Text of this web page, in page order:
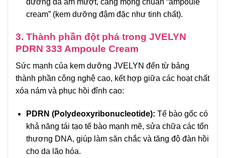
dưỡng da ẩm mượt, căng mọng chuẩn “ampoule
cream” (kem dưỡng đậm đặc như tinh chất).
3. Thành phần đột phá trong JVELYN
PDRN 333 Ampoule Cream
Sức mạnh của kem dưỡng JVELYN đến từ bảng
thành phần công nghệ cao, kết hợp giữa các hoạt chất
xóa nám và phục hồi đỉnh cao:
PDRN (Polydeoxyribonucleotide): Tế bào gốc có
khả năng tái tạo tế bào mạnh mẽ, sửa chữa các tổn
thương DNA, giúp làm săn chắc và tăng độ đàn hồi
cho da lão hóa.